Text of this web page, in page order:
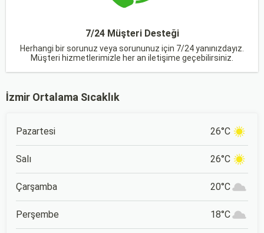
7/24 Müşteri Desteği
Herhangi bir sorunuz veya sorununuz için 7/24 yanınızdayız.
Müşteri hizmetlerimizle her an iletişime geçebilirsiniz.
İzmir Ortalama Sıcaklık
Pazartesi 26°C
Salı 26°C
Çarşamba 20°C
Perşembe 18°C